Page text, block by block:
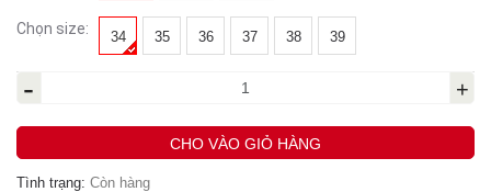
Chọn size: 34 35 36 37 38 39
- +
CHO VÀO GIỎ HÀNG
Tình trạng: Còn hàng